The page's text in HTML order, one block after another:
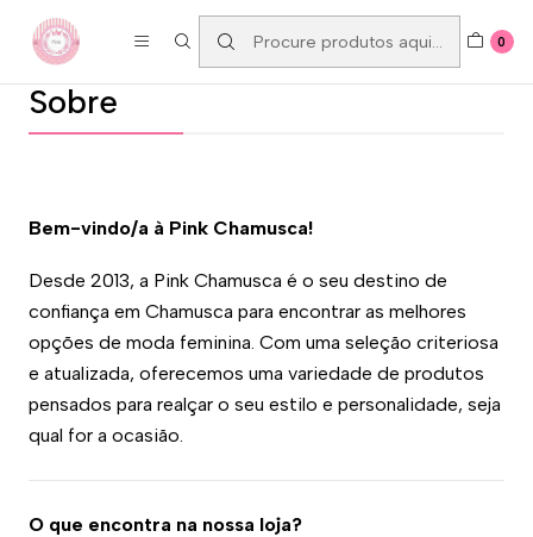
0
Sobre
Bem-vindo/a à Pink Chamusca!
Desde 2013, a Pink Chamusca é o seu destino de
confiança em Chamusca para encontrar as melhores
opções de moda feminina. Com uma seleção criteriosa
e atualizada, oferecemos uma variedade de produtos
pensados para realçar o seu estilo e personalidade, seja
qual for a ocasião.
O que encontra na nossa loja?